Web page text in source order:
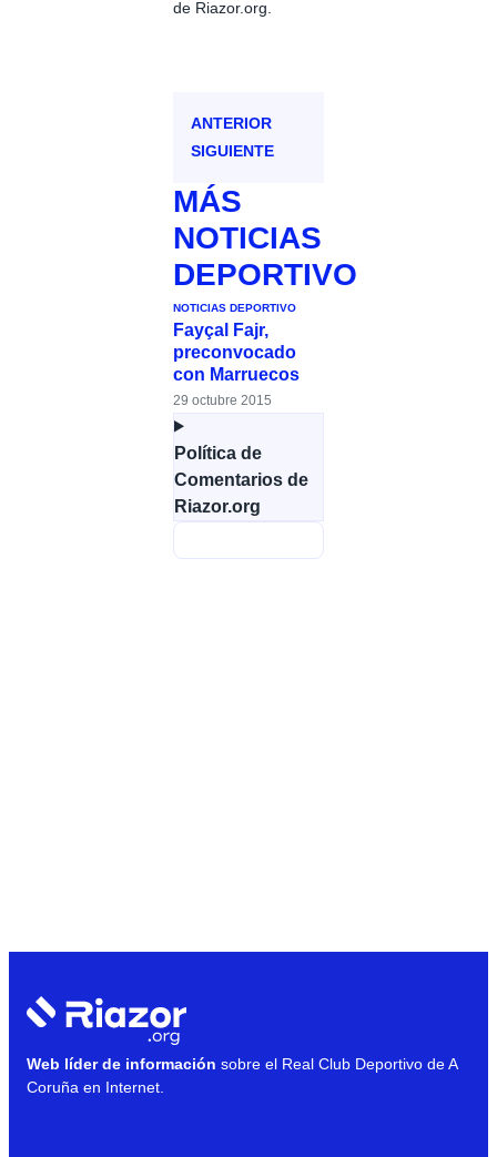
de Riazor.org.
ANTERIOR
SIGUIENTE
MÁS
NOTICIAS
DEPORTIVO
NOTICIAS DEPORTIVO
Fayçal Fajr,
preconvocado
con Marruecos
29 octubre 2015
Política de
Comentarios de
Riazor.org
Web líder de información sobre el Real Club Deportivo de A
Coruña en Internet.